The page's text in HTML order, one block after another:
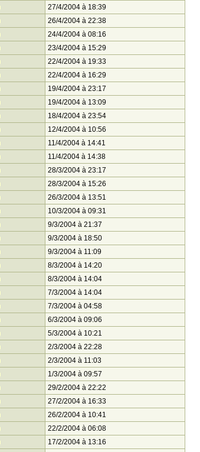
27/4/2004 à 18:39
26/4/2004 à 22:38
24/4/2004 à 08:16
23/4/2004 à 15:29
22/4/2004 à 19:33
22/4/2004 à 16:29
19/4/2004 à 23:17
19/4/2004 à 13:09
18/4/2004 à 23:54
12/4/2004 à 10:56
11/4/2004 à 14:41
11/4/2004 à 14:38
28/3/2004 à 23:17
28/3/2004 à 15:26
26/3/2004 à 13:51
10/3/2004 à 09:31
9/3/2004 à 21:37
9/3/2004 à 18:50
9/3/2004 à 11:09
8/3/2004 à 14:20
8/3/2004 à 14:04
7/3/2004 à 14:04
7/3/2004 à 04:58
6/3/2004 à 09:06
5/3/2004 à 10:21
2/3/2004 à 22:28
2/3/2004 à 11:03
1/3/2004 à 09:57
29/2/2004 à 22:22
27/2/2004 à 16:33
26/2/2004 à 10:41
22/2/2004 à 06:08
17/2/2004 à 13:16